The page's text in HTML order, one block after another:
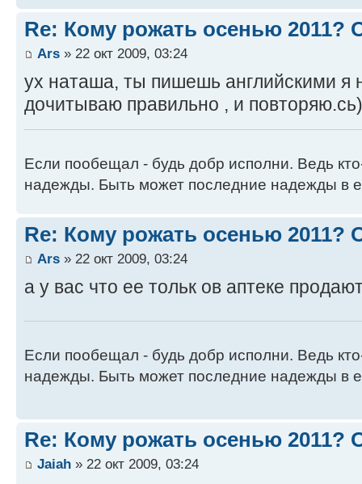
Re: Кому рожать осенью 2011?
Ars » 22 окт 2009, 03:24
ух наташа, ты пишешь английскими я
дочитываю правильно , и
Если пообещал - будь добр исполни. Ведь
надежды. Быть может последние надежды в
Re: Кому рожать осенью 2011?
Ars » 22 окт 2009, 03:24
а у вас что ее тольк ов аптеке
Если пообещал - будь добр исполни. Ведь
надежды. Быть может последние надежды в
Re: Кому рожать осенью 2011?
Jaiah » 22 окт 2009, 03:24